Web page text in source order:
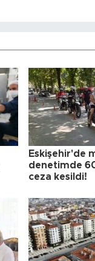
Eskişehir'de
denetimde
ceza kesildi!